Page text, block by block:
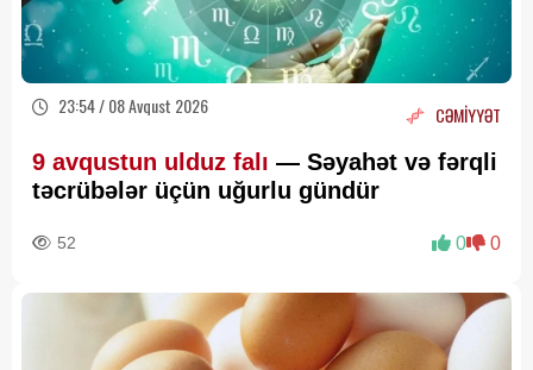
23:54 / 08 Avqust 2026 CƏMİYYƏT
9 avqustun ulduz falı — Səyahət və fərqli
təcrübələr üçün uğurlu gündür
52 0 0